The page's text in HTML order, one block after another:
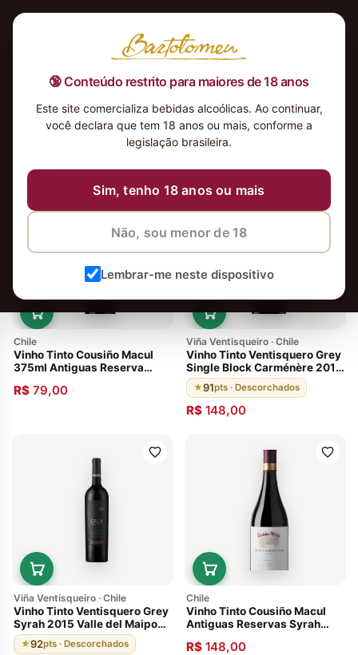
🔞 Conteúdo restrito para maiores de 18 anos
Este site comercializa bebidas alcoólicas. Ao continuar,
você declara que tem 18 anos ou mais, conforme a
legislação brasileira.
Sim, tenho 18 anos ou mais
Não, sou menor de 18
Lembrar-me neste dispositivo
Chile
Vinho Tinto Cousiño Macul
375ml Antiguas Reserva
R$ 79,00
Viña Ventisqueiro · Chile
Vinho Tinto Ventisquero Grey
Single Block Carménère 2014
Valle Del Maipo Chile 91
Pontos
★91pts · Descorchados
R$ 148,00
Viña Ventisqueiro · Chile
Vinho Tinto Ventisquero Grey
Syrah 2015 Valle del Maipo
Chileno 92 Pontos
★92pts · Descorchados
Chile
Vinho Tinto Cousiño Macul
Antiguas Reservas Syrah
R$ 148,00